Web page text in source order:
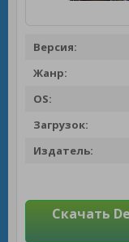
Версия:
Жанр:
OS:
Загрузок:
Издатель:
Скачать